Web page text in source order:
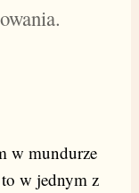
w mundurze
to w jednym z